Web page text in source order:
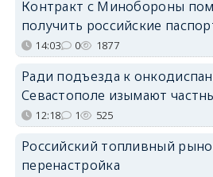
Контракт с Минобороны
получить российские
14:03 0 1877
Ради подъезда к
Севастополе изымают
12:18 1 525
Российский топливный
перенастройка